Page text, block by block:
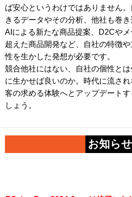
ば安心というわけではありません
きるデータやその分析、他社も巻き
AIによる新たな商品提案、D2Cや
超えた商品開発など、自社の特徴
性を生かした発想が必要です。
競合他社にはない、自社の個性と
に生かせば良いのか。時代に流さ
客の求める体験へとアップデート
しょう。
お知らせ